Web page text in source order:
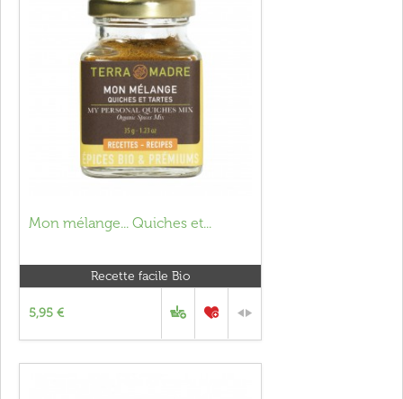
Mon mélange... Quiches et...
Recette facile Bio
5,95 €